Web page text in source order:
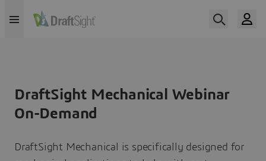
DraftSight Mechanical Webinar
On-Demand
DraftSight Mechanical is specifically designed for